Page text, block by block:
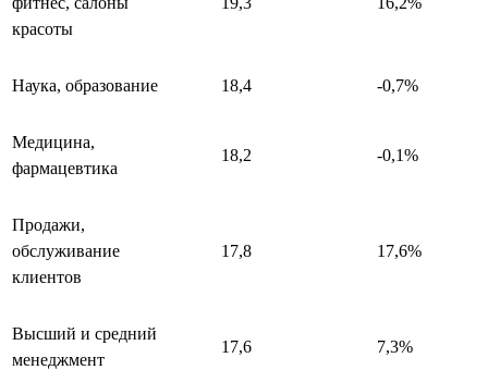
красоты
Наука, образование 18,4 -0,7%
Медицина,
фармацевтика
18,2 -0,1%
Продажи,
обслуживание
клиентов
17,8 17,6%
Высший и средний
менеджмент
17,6 7,3%